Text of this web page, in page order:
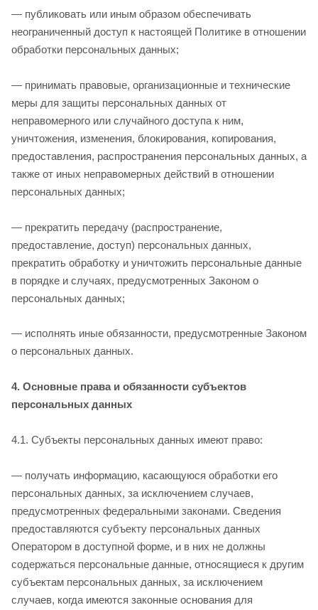
— публиковать или иным образом обеспечивать
неограниченный доступ к настоящей Политике в отношении
обработки персональных данных;
— принимать правовые, организационные и технические
меры для защиты персональных данных от
неправомерного или случайного доступа к ним,
уничтожения, изменения, блокирования, копирования,
предоставления, распространения персональных данных, а
также от иных неправомерных действий в отношении
персональных данных;
— прекратить передачу (распространение,
предоставление, доступ) персональных данных,
прекратить обработку и уничтожить персональные данные
в порядке и случаях, предусмотренных Законом о
персональных данных;
— исполнять иные обязанности, предусмотренные Законом
о персональных данных.
4. Основные права и обязанности субъектов
персональных данных
4.1. Субъекты персональных данных имеют право:
— получать информацию, касающуюся обработки его
персональных данных, за исключением случаев,
предусмотренных федеральными законами. Сведения
предоставляются субъекту персональных данных
Оператором в доступной форме, и в них не должны
содержаться персональные данные, относящиеся к другим
субъектам персональных данных, за исключением
случаев, когда имеются законные основания для